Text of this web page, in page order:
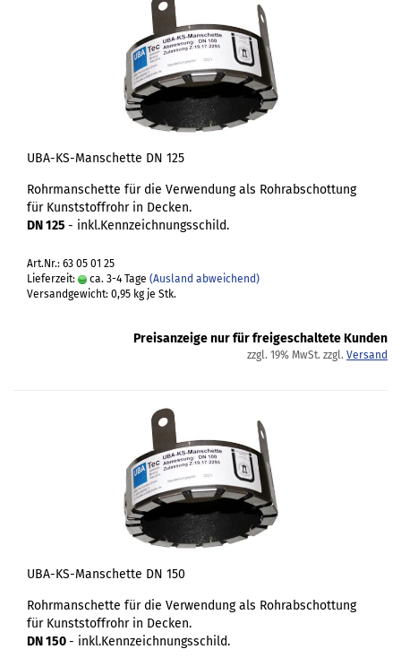
UBA-KS-Manschette DN 125
Rohrmanschette für die Verwendung als Rohrabschottung
für Kunststoffrohr in Decken.
DN 125 - inkl.Kennzeichnungsschild.
Art.Nr.: 63 05 01 25
Lieferzeit:
ca. 3-4 Tage (Ausland abweichend)
Versandgewicht: 0,95 kg je Stk.
Preisanzeige nur für freigeschaltete Kunden
zzgl. 19% MwSt. zzgl. Versand
UBA-KS-Manschette DN 150
Rohrmanschette für die Verwendung als Rohrabschottung
für Kunststoffrohr in Decken.
DN 150- inkl.Kennzeichnungsschild.